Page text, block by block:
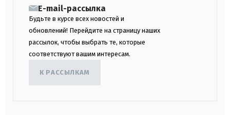
E-mail-рассылка
Будьте в курсе всех новостей и
обновлений! Перейдите на страницу наших
рассылок, чтобы выбрать те, которые
соответствуют вашим интересам.
К РАССЫЛКАМ